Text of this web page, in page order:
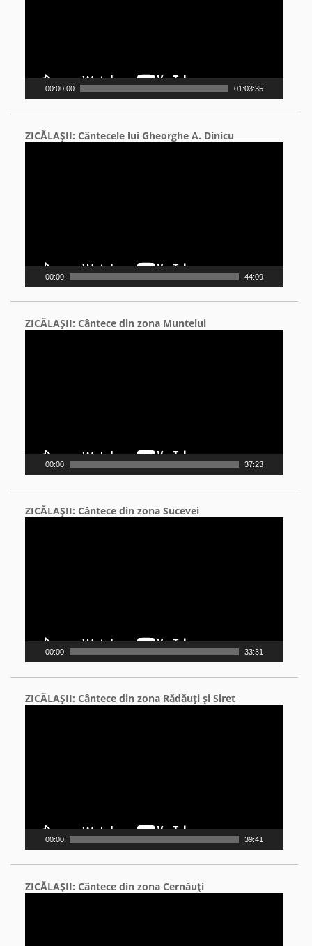
00:00:00 01:03:35
ZICĂLAŞII: Cântecele lui Gheorghe A. Dinicu
00:00 44:09
ZICĂLAŞII: Cântece din zona Muntelui
00:00 37:23
ZICĂLAŞII: Cântece din zona Sucevei
00:00 33:31
ZICĂLAŞII: Cântece din zona Rădăuţi şi Siret
00:00 39:41
ZICĂLAŞII: Cântece din zona Cernăuţi